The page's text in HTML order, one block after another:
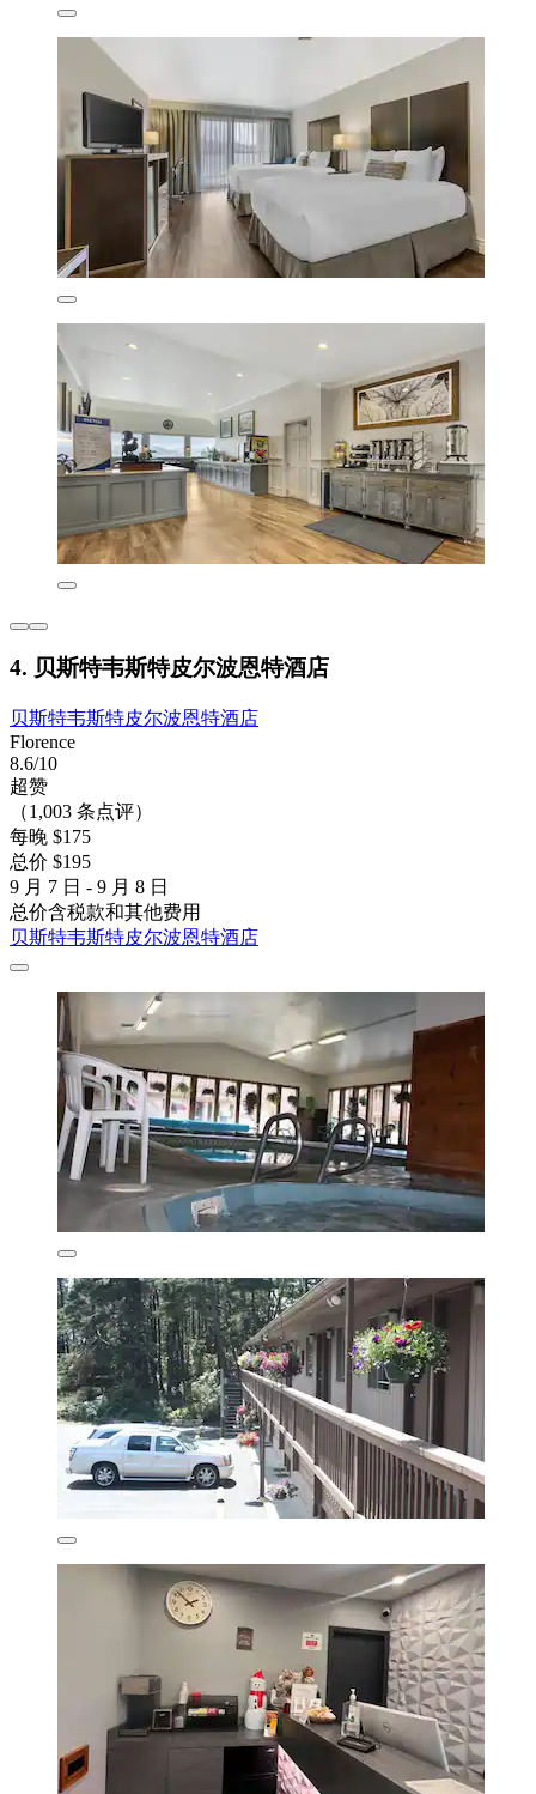
4. 贝斯特韦斯特皮尔波恩特酒店
贝斯特韦斯特皮尔波恩特酒店
Florence
8.6/10
超赞
（1,003 条点评）
每晚 $175
总价 $195
9 月 7 日 - 9 月 8 日
总价含税款和其他费用
贝斯特韦斯特皮尔波恩特酒店